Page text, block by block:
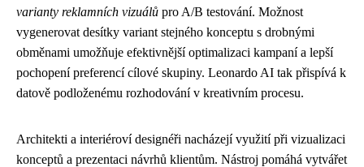
varianty reklamních vizuálů pro A/B testování. Možnost
vygenerovat desítky variant stejného konceptu s drobnými
obměnami umožňuje efektivnější optimalizaci kampaní a lepší
pochopení preferencí cílové skupiny. Leonardo AI tak přispívá k
datově podloženému rozhodování v kreativním procesu.
Architekti a interiéroví designéři nacházejí využití při vizualizaci
konceptů a prezentaci návrhů klientům. Nástroj pomáhá vytvářet